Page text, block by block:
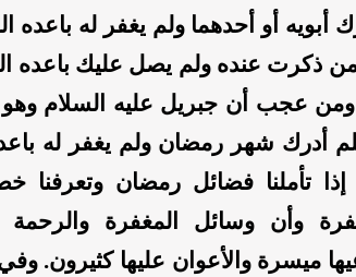
أبويه أو أحدهما ولم يغفر له باعده
ذكرت عنده ولم يصل عليك باعده
عجب أن جبريل عليه السلام
أدرك شهر رمضان ولم يغفر له
تأملنا فضائل رمضان وتعرفنا
وأن وسائل المغفرة
ميسرة والأعوان عليها كثيرون.